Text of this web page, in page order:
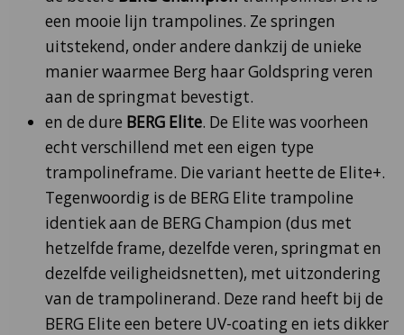
een mooie lijn trampolines. Ze springen
uitstekend, onder andere dankzij de unieke
manier waarmee Berg haar Goldspring veren
aan de springmat bevestigt.
en de dure BERG Elite. De Elite was voorheen
echt verschillend met een eigen type
trampolineframe. Die variant heette de Elite+.
Tegenwoordig is de BERG Elite trampoline
identiek aan de BERG Champion (dus met
hetzelfde frame, dezelfde veren, springmat en
dezelfde veiligheidsnetten), met uitzondering
van de trampolinerand. Deze rand heeft bij de
BERG Elite een betere UV-coating en iets dikker